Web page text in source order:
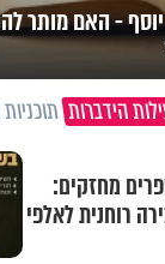
- האם מותר
הידברות
מחזקים:
רוחנית לאלפי